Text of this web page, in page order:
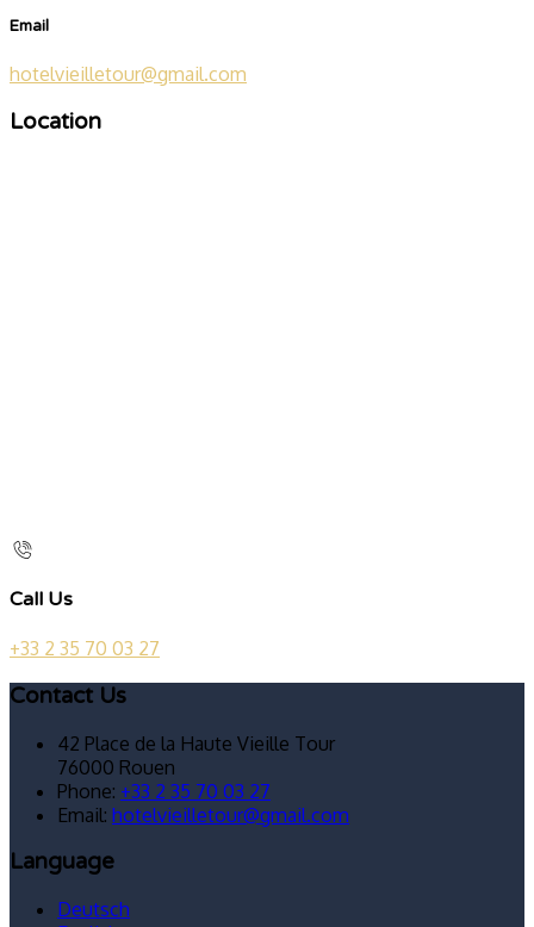
Email
hotelvieilletour@gmail.com
Location
Call Us
+33 2 35 70 03 27
Contact Us
42 Place de la Haute Vieille Tour
76000 Rouen
Phone: +33 2 35 70 03 27
Email: hotelvieilletour@gmail.com
Language
Deutsch